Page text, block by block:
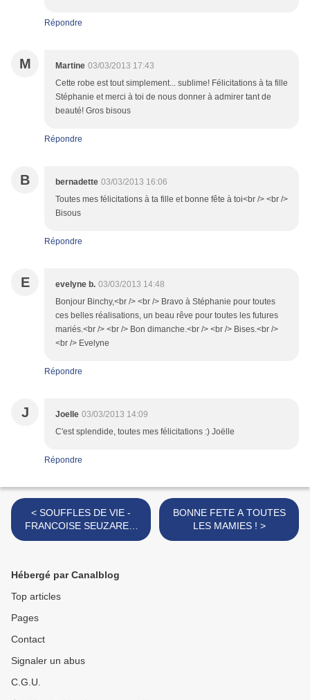
Répondre
M Martine 03/03/2013 17:43
Cette robe est tout simplement... sublime! Félicitations à ta fille
Stéphanie et merci à toi de nous donner à admirer tant de
beauté! Gros bisous
Répondre
B bernadette 03/03/2013 16:06
Toutes mes félicitations à ta fille et bonne fête à toi<br /> <br />
Bisous
Répondre
E evelyne b. 03/03/2013 14:48
Bonjour Binchy,<br /> <br /> Bravo à Stéphanie pour toutes
ces belles réalisations, un beau rêve pour toutes les futures
mariés.<br /> <br /> Bon dimanche.<br /> <br /> Bises.<br />
<br /> Evelyne
Répondre
J Joelle 03/03/2013 14:09
C'est splendide, toutes mes félicitations :) Joëlle
Répondre
< SOUFFLES DE VIE -
FRANCOISE SEUZARET-
BARRY
BONNE FETE A TOUTES
LES MAMIES ! >
Hébergé par Canalblog
Top articles
Pages
Contact
Signaler un abus
C.G.U.